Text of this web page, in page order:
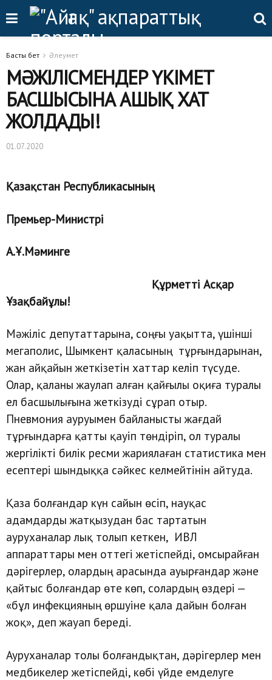
Басты бет Әлеумет
МӘЖІЛІСМЕНДЕР ҮКІМЕТ
БАСШЫСЫНА АШЫҚ ХАТ
ЖОЛДАДЫ!
01.07.2020
Қазақстан Республикасының
Премьер-Министрі
А.Ұ.Мәминге
Құрметті Асқар
Ұзақбайұлы!
Мәжіліс депутаттарына, соңғы уақытта, үшінші
мегаполис, Шымкент қаласының тұрғындарынан,
жан айқайын жеткізетін хаттар келіп түсуде.
Олар, қаланы жаулап алған қайғылы оқиға туралы
ел басшылығына жеткізуді сұрап отыр.
Пневмония ауруымен байланысты жағдай
тұрғындарға қатты қауіп төндіріп, ол туралы
жергілікті билік ресми жариялаған статистика мен
есептері шындыққа сәйкес келмейтінін айтуда.
Қаза болғандар күн сайын өсіп, науқас
адамдарды жатқызудан бас тартатын
ауруханалар лық толып кеткен, ИВЛ
аппараттары мен оттегі жетіспейді, омсырайған
дәрігерлер, олардың арасында ауырғандар және
қайтыс болғандар өте көп, солардың өздері —
«бұл инфекцияның өршуіне қала дайын болған
жоқ», деп жауап береді.
Ауруханалар толы болғандықтан, дәрігерлер мен
медбикелер жетіспейді, көбі үйде емделуге